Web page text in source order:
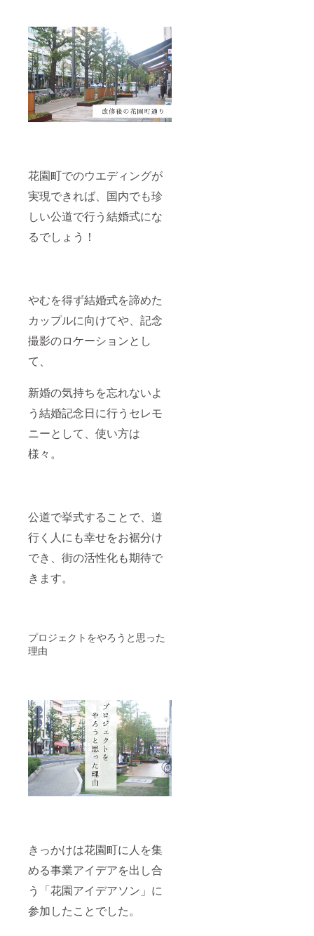
花園町でのウエディングが
実現できれば、国内でも珍
しい公道で行う結婚式にな
るでしょう！
やむを得ず結婚式を諦めた
カップルに向けてや、記念
撮影のロケーションとし
て、
新婚の気持ちを忘れないよ
う結婚記念日に行うセレモ
ニーとして、使い方は
様々。
公道で挙式することで、道
行く人にも幸せをお裾分け
でき、街の活性化も期待で
きます。
プロジェクトをやろうと思った
理由
きっかけは花園町に人を集
める事業アイデアを出し合
う「花園アイデアソン」に
参加したことでした。